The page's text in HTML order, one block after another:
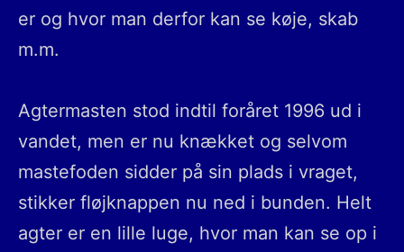
er og hvor man derfor kan se køje, skab
m.m.
Agtermasten stod indtil foråret 1996 ud i
vandet, men er nu knækket og selvom
mastefoden sidder på sin plads i vraget,
stikker fløjknappen nu ned i bunden. Helt
agter er en lille luge, hvor man kan se op i